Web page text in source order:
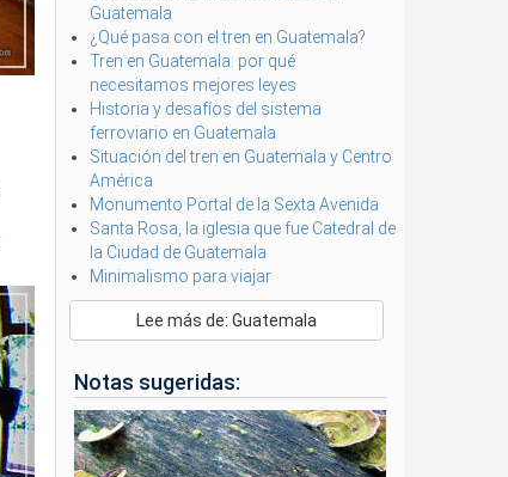
Guatemala
¿Qué pasa con el tren en Guatemala?
Tren en Guatemala: por qué
necesitamos mejores leyes
Historia y desafíos del sistema
ferroviario en Guatemala
Situación del tren en Guatemala y Centro
América
Monumento Portal de la Sexta Avenida
Santa Rosa, la iglesia que fue Catedral de
la Ciudad de Guatemala
Minimalismo para viajar
Lee más de: Guatemala
Notas sugeridas: